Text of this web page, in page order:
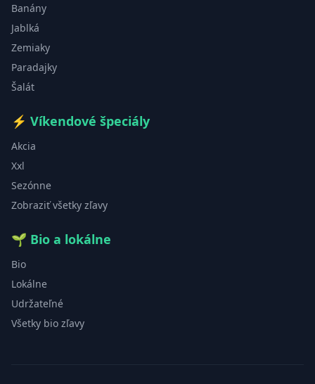
Banány
Jablká
Zemiaky
Paradajky
Šalát
⚡ Víkendové špeciály
Akcia
Xxl
Sezónne
Zobraziť všetky zľavy
🌱 Bio a lokálne
Bio
Lokálne
Udržateľné
Všetky bio zľavy